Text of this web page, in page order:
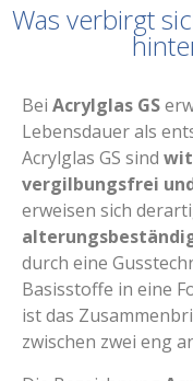
Was verbirgt
Bei Acrylglas GS
Lebensdauer als
Acrylglas GS sind
vergilbungsfrei
erweisen sich
durch eine
Basisstoffe in eine
ist das
zwischen zwei eng